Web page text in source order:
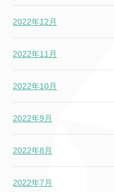
2022年12月
2022年11月
2022年10月
2022年9月
2022年8月
2022年7月